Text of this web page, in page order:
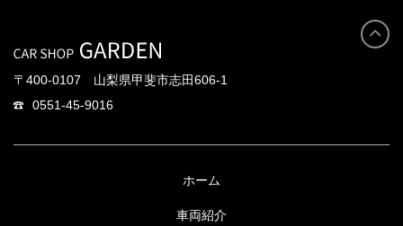
〒400-0107 山梨県甲斐市志田606-1
0551-45-9016
ホーム
車両紹介